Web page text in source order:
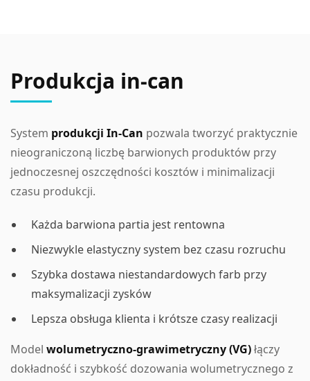
Produkcja in-can
System produkcji In-Can pozwala tworzyć praktycznie
nieograniczoną liczbę barwionych produktów przy
jednoczesnej oszczędności kosztów i minimalizacji
czasu produkcji.
Każda barwiona partia jest rentowna
Niezwykle elastyczny system bez czasu rozruchu
Szybka dostawa niestandardowych farb przy
maksymalizacji zysków
Lepsza obsługa klienta i krótsze czasy realizacji
Model wolumetryczno-grawimetryczny (VG)łączy
dokładność i szybkość dozowania wolumetrycznego z